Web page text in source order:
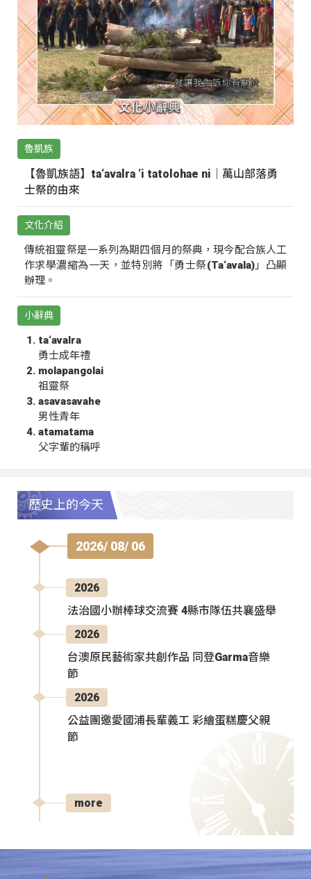
魯凱族
【魯凱族語】ta‘avalra ‘i tatolohae ni｜萬山部落勇
士祭的由來
文化介紹
傳統祖靈祭是一系列為期四個月的祭典，現今配合族人工
作求學濃縮為一天，並特別將「勇士祭(Ta‘avala)」凸顯
辦理。
小辭典
ta‘avalra
勇士成年禮
molapangolai
祖靈祭
asavasavahe
男性青年
atamatama
父字輩的稱呼
歷史上的今天
2026/ 08/ 06
2026
法治國小辦棒球交流賽 4縣市隊伍共襄盛舉
2026
台澳原民藝術家共創作品 同登Garma音樂
節
2026
公益團邀愛國浦長輩義工 彩繪蛋糕慶父親
節
more